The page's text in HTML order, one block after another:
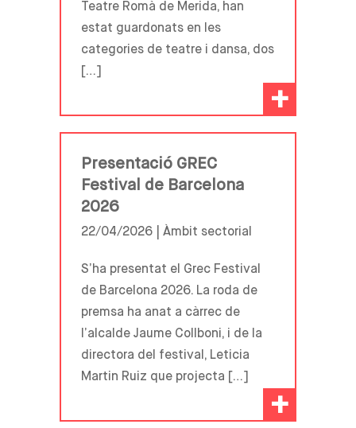
Teatre Romà de Merida, han
estat guardonats en les
categories de teatre i dansa, dos
[…]
+
Presentació GREC
Festival de Barcelona
2026
22/04/2026 | Àmbit sectorial
S’ha presentat el Grec Festival
de Barcelona 2026. La roda de
premsa ha anat a càrrec de
l’alcalde Jaume Collboni, i de la
directora del festival, Leticia
Martin Ruiz que projecta […]
+